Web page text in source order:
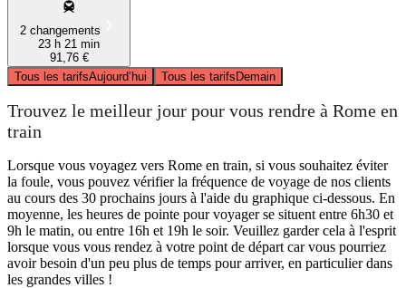
2 changements
23 h 21 min
91,76 €
Tous les tarifsAujourd’hui Tous les tarifsDemain
Trouvez le meilleur jour pour vous rendre à Rome en
train
Lorsque vous voyagez vers Rome en train, si vous souhaitez éviter
la foule, vous pouvez vérifier la fréquence de voyage de nos clients
au cours des 30 prochains jours à l'aide du graphique ci-dessous. En
moyenne, les heures de pointe pour voyager se situent entre 6h30 et
9h le matin, ou entre 16h et 19h le soir. Veuillez garder cela à l'esprit
lorsque vous vous rendez à votre point de départ car vous pourriez
avoir besoin d'un peu plus de temps pour arriver, en particulier dans
les grandes villes !